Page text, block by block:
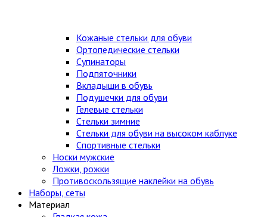
Кожаные стельки для обуви
Ортопедические стельки
Супинаторы
Подпяточники
Вкладыши в обувь
Подушечки для обуви
Гелевые стельки
Стельки зимние
Стельки для обуви на высоком каблуке
Спортивные стельки
Носки мужские
Ложки, рожки
Противоскользящие наклейки на обувь
Наборы, сеты
Материал